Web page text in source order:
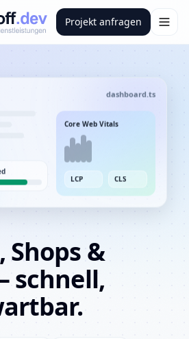
Projekt anfragen
Shops &
schnell,
dashboard.ts
Core Web Vitals
LCP CLS